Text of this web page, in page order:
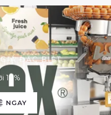
ĐẶC BIỆT
10%
NGAY